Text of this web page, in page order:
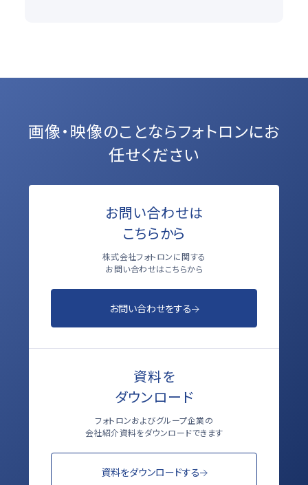
画像・映像のことならフォトロンにお
任せください
お問い合わせは
こちらから
株式会社フォトロンに関する
お問い合わせはこちらから
お問い合わせをする
資料を
ダウンロード
フォトロンおよびグループ企業の
会社紹介資料をダウンロードできます
資料をダウンロードする